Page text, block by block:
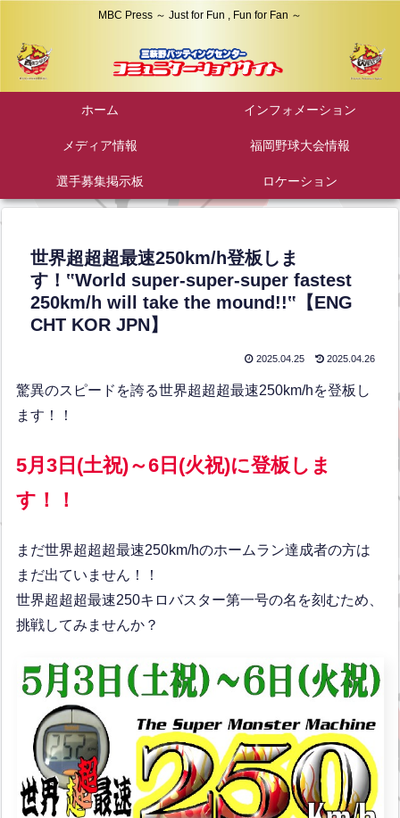
MBC Press ～ Just for Fun , Fun for Fan ～
ホーム インフォメーション
メディア情報 福岡野球大会情報
選手募集掲示板 ロケーション
世界超超超最速250km/h登板しま
す！‟World super-super-super fastest
250km/h will take the mound!!‟【ENG
CHT KOR JPN】
2025.04.25 2025.04.26
驚異のスピードを誇る世界超超超最速250km/hを登板し
ます！！
5月3日(土祝)～6日(火祝)に登板しま
す！！
まだ世界超超超最速250km/hのホームラン達成者の方は
まだ出ていません！！
世界超超超最速250キロバスター第一号の名を刻むため、
挑戦してみませんか？